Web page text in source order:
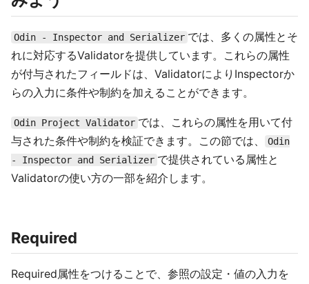
Odin - Inspector and Serializer では、多くの属性とそ
れに対応するValidatorを提供しています。これらの属性
が付与されたフィールドは、ValidatorによりInspectorか
らの入力に条件や制約を加えることができます。
Odin Project Validator では、これらの属性を用いて付
与された条件や制約を検証できます。この節では、
Odin
- Inspector and Serializer で提供されている属性と
Validatorの使い方の一部を紹介します。
Required
Required属性をつけることで、参照の設定・値の入力を